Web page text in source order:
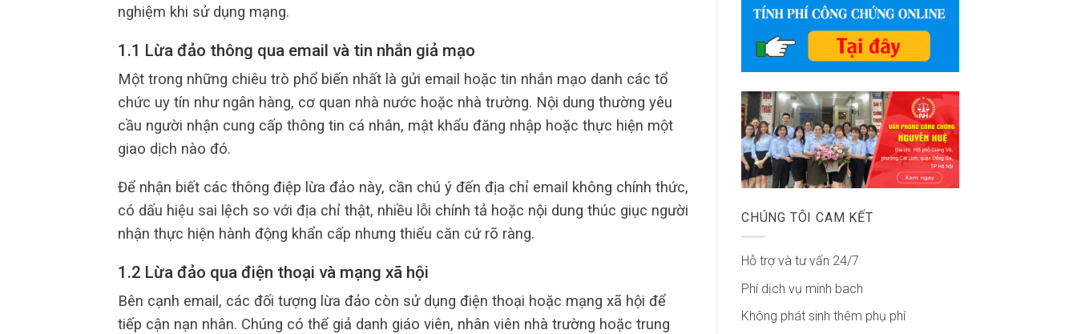
nghiệm khi sử dụng mạng.
1.1 Lừa đảo thông qua email và tin nhắn giả mạo
Một trong những chiêu trò phổ biến nhất là gửi email hoặc tin nhắn mạo danh các tổ
chức uy tín như ngân hàng, cơ quan nhà nước hoặc nhà trường. Nội dung thường yêu
cầu người nhận cung cấp thông tin cá nhân, mật khẩu đăng nhập hoặc thực hiện một
giao dịch nào đó.
Để nhận biết các thông điệp lừa đảo này, cần chú ý đến địa chỉ email không chính thức,
có dấu hiệu sai lệch so với địa chỉ thật, nhiều lỗi chính tả hoặc nội dung thúc giục người
nhận thực hiện hành động khẩn cấp nhưng thiếu căn cứ rõ ràng.
1.2 Lừa đảo qua điện thoại và mạng xã hội
Bên cạnh email, các đối tượng lừa đảo còn sử dụng điện thoại hoặc mạng xã hội để
tiếp cận nạn nhân. Chúng có thể giả danh giáo viên, nhân viên nhà trường hoặc trung
CHÚNG TÔI CAM KẾT
Hỗ trợ và tư vấn 24/7
Phí dịch vụ minh bach
Không phát sinh thêm phụ phí